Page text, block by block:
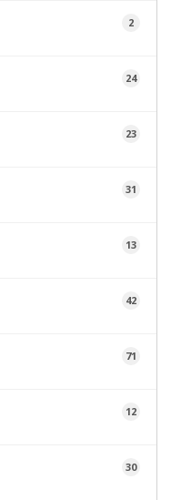
2
24
23
31
13
42
71
12
30